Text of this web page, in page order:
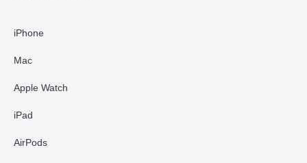
iPhone
Mac
Apple Watch
iPad
AirPods